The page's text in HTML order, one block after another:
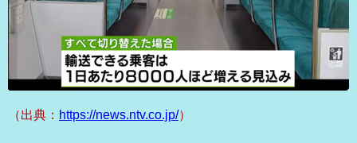
（出典： https://news.ntv.co.jp/）